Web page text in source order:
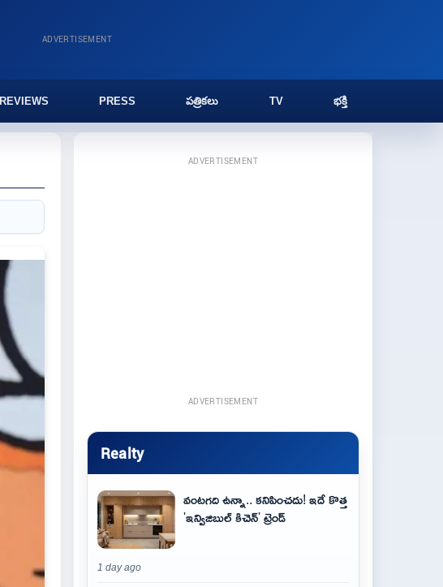
ADVERTISEMENT
REVIEWS PRESS పత్రికలు TV భక్తి
ADVERTISEMENT
ADVERTISEMENT
Realty
వంటగది ఉన్నా.. కనిపించదు! ఇదే కొత్త
'ఇన్విజిబుల్ కిచెన్' ట్రెండ్
1 day ago